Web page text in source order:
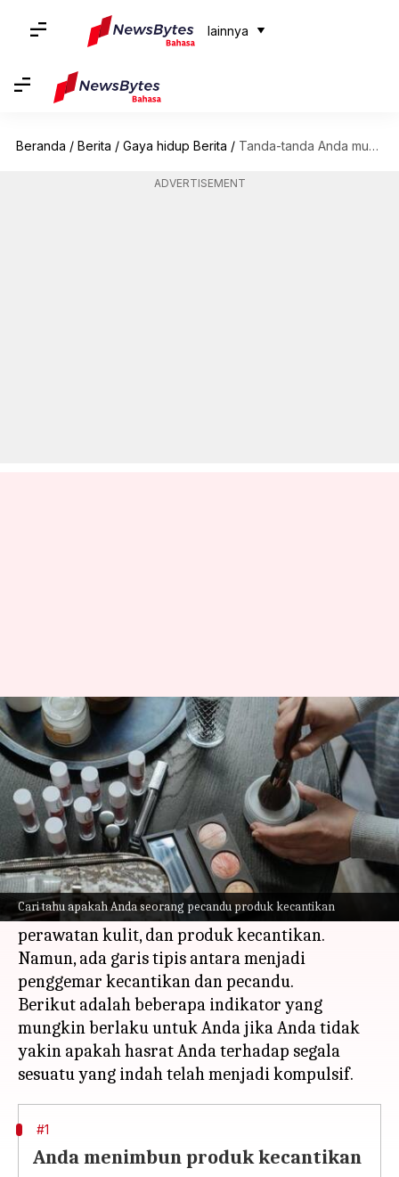
lainnya
Beranda / Berita / Gaya hidup Berita / Tanda-tanda Anda mungkin seorang pecandu kecantikan
ADVERTISEMENT
Cari tahu apakah Anda seorang pecandu produk kecantikan
Tanda-tanda Anda mungkin
seorang pecandu kecantikan
menulis Taufiq Al Jufri Nov 21, 2023 11:21 am
Apa ceritanya
Kita hidup dalam masyarakat yang menghargai
kecantikan dan perawatan diri dan banyak
orang yang senang menjelajahi dunia riasan,
perawatan kulit, dan produk kecantikan.
Namun, ada garis tipis antara menjadi
penggemar kecantikan dan pecandu.
Berikut adalah beberapa indikator yang
mungkin berlaku untuk Anda jika Anda tidak
yakin apakah hasrat Anda terhadap segala
#1
Anda menimbun produk kecantikan